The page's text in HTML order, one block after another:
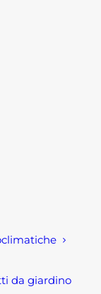
da giardino
IN